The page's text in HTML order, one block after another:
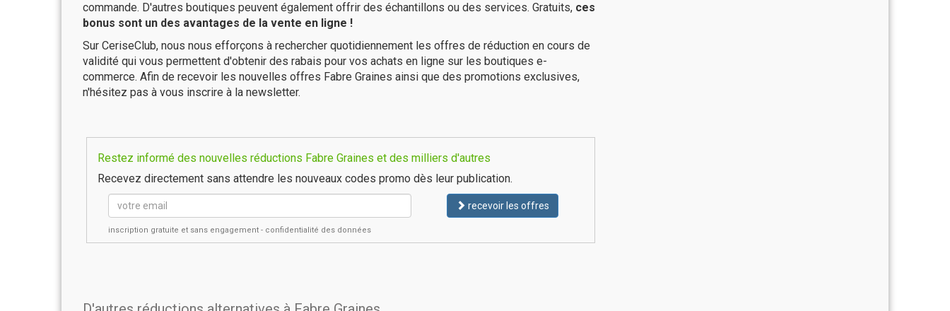
commande. D'autres boutiques peuvent également offrir des échantillons ou des services. Gratuits, ces
bonus sont un des avantages de la vente en ligne !
Sur CeriseClub, nous nous efforçons à rechercher quotidiennement les offres de réduction en cours de
validité qui vous permettent d'obtenir des rabais pour vos achats en ligne sur les boutiques e-
commerce. Afin de recevoir les nouvelles offres Fabre Graines ainsi que des promotions exclusives,
n'hésitez pas à vous inscrire à la newsletter.
Restez informé des nouvelles réductions Fabre Graines et des milliers d'autres
Recevez directement sans attendre les nouveaux codes promo dès leur publication.
recevoir les offres
inscription gratuite et sans engagement - confidentialité des données